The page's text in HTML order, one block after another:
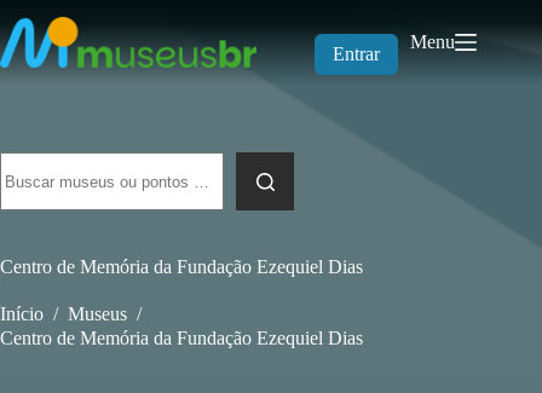
para
o
conteúdo
Entrar
Menu
resultados
Centro de Memória da Fundação Ezequiel Dias
Início / Museus /
Centro de Memória da Fundação Ezequiel Dias